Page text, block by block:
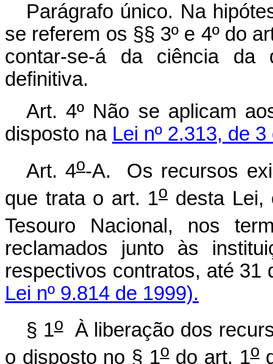
Parágrafo único. Na
se referem os §§ 3º e 4º do
contar-se-á da ciência da
definitiva.
Art. 4º Não se aplicam
disposto na Lei nº 2.313, de
Art. 4o-A. Os recursos
que trata o art. 1odesta Lei,
Tesouro Nacional, nos
reclamados junto às
respectivos contratos, até
Lei nº 9.814 de 1999).
§ 1oÀ liberação dos
o disposto no § 1odo art. 1o